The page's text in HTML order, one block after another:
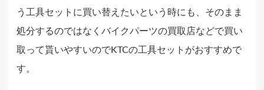
う工具セットに買い替えたいという時にも、そのまま
処分するのではなくバイクパーツの買取店などで買い
取って貰いやすいのでKTCの工具セットがおすすめで
す。